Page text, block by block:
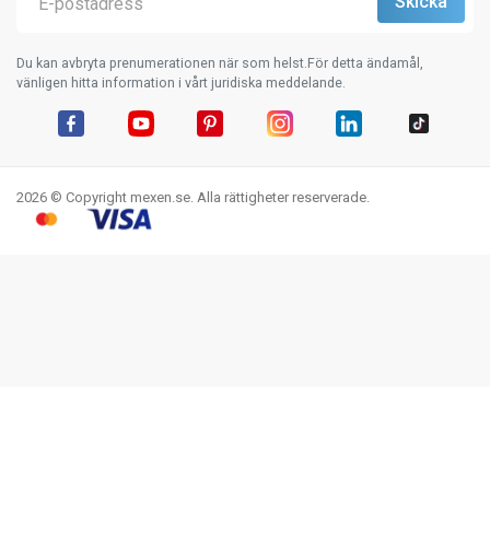
Du kan avbryta prenumerationen när som helst.För detta ändamål,
vänligen hitta information i vårt juridiska meddelande.
2026 © Copyright mexen.se. Alla rättigheter reserverade.